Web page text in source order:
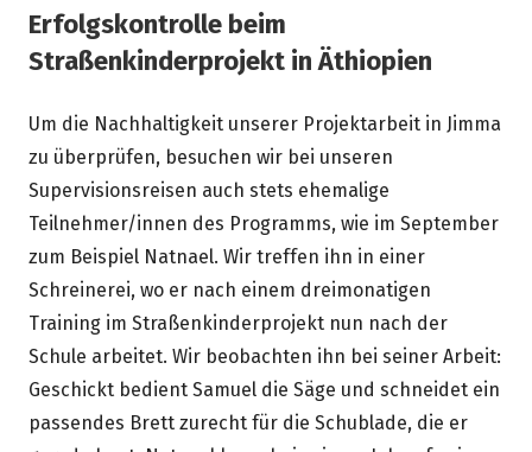
Erfolgskontrolle beim
Straßenkinderprojekt in Äthiopien
Um die Nachhaltigkeit unserer Projektarbeit in Jimma
zu überprüfen, besuchen wir bei unseren
Supervisionsreisen auch stets ehemalige
Teilnehmer/innen des Programms, wie im September
zum Beispiel Natnael. Wir treffen ihn in einer
Schreinerei, wo er nach einem dreimonatigen
Training im Straßenkinderprojekt nun nach der
Schule arbeitet. Wir beobachten ihn bei seiner Arbeit:
Geschickt bedient Samuel die Säge und schneidet ein
passendes Brett zurecht für die Schublade, die er